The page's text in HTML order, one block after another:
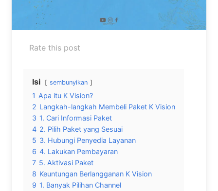
Rate this post
Isi sembunyikan
1 Apa itu K Vision?
2 Langkah-langkah Membeli Paket K Vision
3 1. Cari Informasi Paket
4 2. Pilih Paket yang Sesuai
5 3. Hubungi Penyedia Layanan
6 4. Lakukan Pembayaran
7 5. Aktivasi Paket
8 Keuntungan Berlangganan K Vision
9 1. Banyak Pilihan Channel